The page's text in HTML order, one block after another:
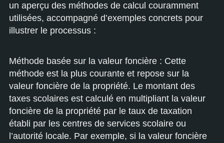
un aperçu des méthodes de calcul couramment
utilisées, accompagné d’exemples concrets pour
illustrer le processus :
Méthode basée sur la valeur foncière : Cette
méthode est la plus courante et repose sur la
valeur foncière de la propriété. Le montant des
taxes scolaires est calculé en multipliant la valeur
foncière de la propriété par le taux de taxation
établi par les centres de services scolaire ou
l’autorité locale. Par exemple, si la valeur foncière